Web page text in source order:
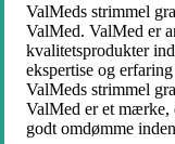
ValMeds strimmel
ValMed. ValMed er
kvalitetsprodukter
ekspertise og
ValMeds strimmel
ValMed er et mærke,
godt omdømme